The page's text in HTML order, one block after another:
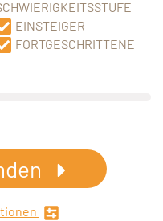
EINSTEIGER
FORTGESCHRITTENE